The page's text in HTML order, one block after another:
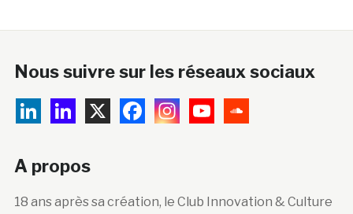
Nous suivre sur les réseaux sociaux
A propos
18 ans après sa création, le Club Innovation & Culture